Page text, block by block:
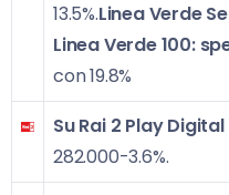
13.5%.Linea Verde
Linea Verde 100:
con 19.8%
Su Rai 2 Play Digital
282.000-3.6%.